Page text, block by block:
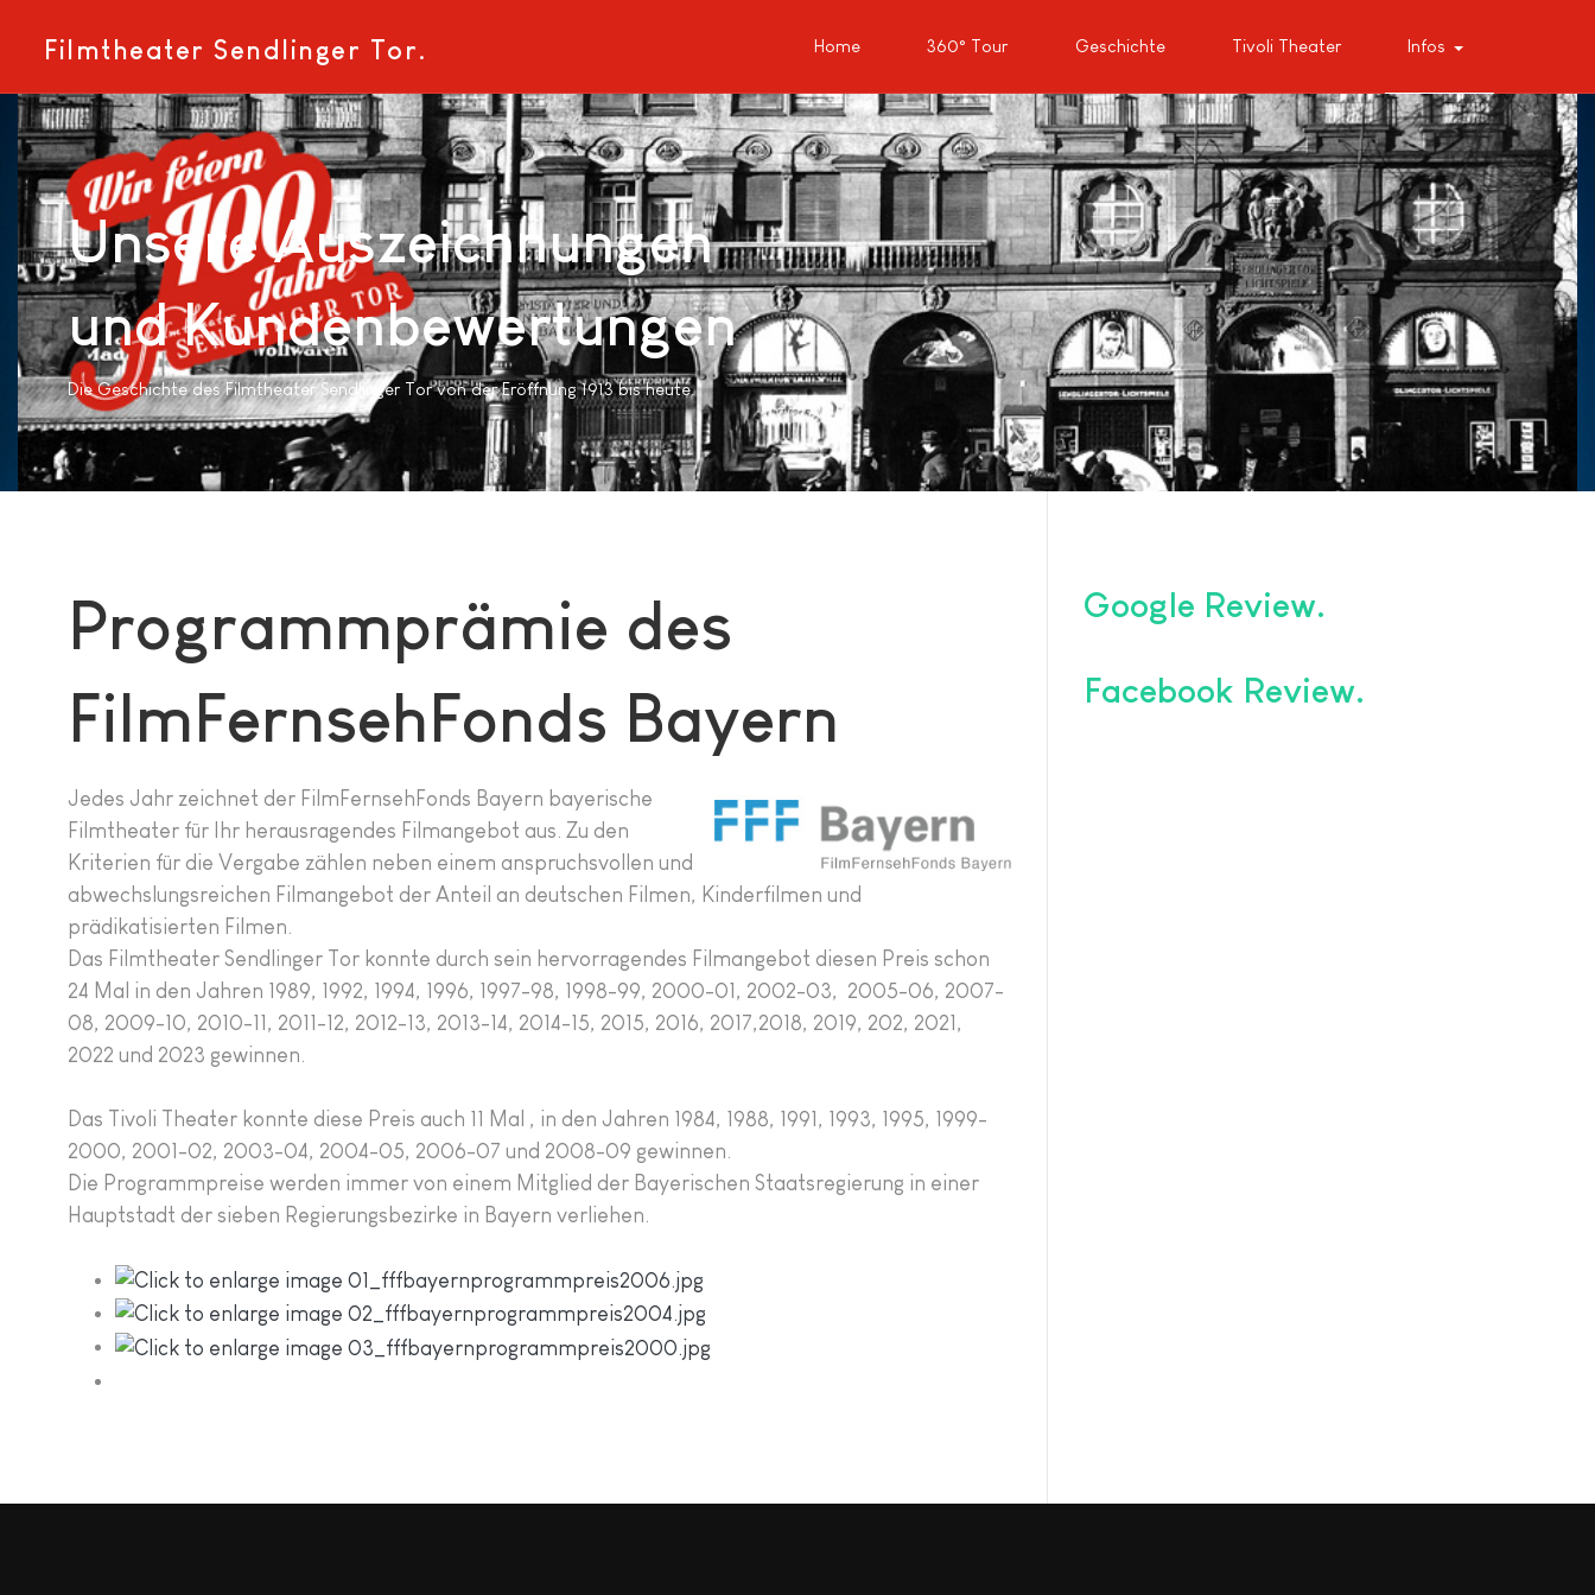
Filmtheater Sendlinger Tor. Home 360° Tour Geschichte Tivoli Theater Infos
Unsere Auszeichnungen
und Kundenbewertungen
Die Geschichte des Filmtheater Sendlinger Tor von der Eröffnung 1913 bis heute.
Programmprämie des
FilmFernsehFonds Bayern
Jedes Jahr zeichnet der FilmFernsehFonds Bayern bayerische
Filmtheater für Ihr herausragendes Filmangebot aus. Zu den
Kriterien für die Vergabe zählen neben einem anspruchsvollen und
abwechslungsreichen Filmangebot der Anteil an deutschen Filmen, Kinderfilmen und
prädikatisierten Filmen.
Das Filmtheater Sendlinger Tor konnte durch sein hervorragendes Filmangebot diesen Preis schon
24 Mal in den Jahren 1989, 1992, 1994, 1996, 1997-98, 1998-99, 2000-01, 2002-03, 2005-06, 2007-
08, 2009-10, 2010-11, 2011-12, 2012-13, 2013-14, 2014-15, 2015, 2016, 2017,2018, 2019, 202, 2021,
2022 und 2023 gewinnen.
Das Tivoli Theater konnte diese Preis auch 11 Mal , in den Jahren 1984, 1988, 1991, 1993, 1995, 1999-
2000, 2001-02, 2003-04, 2004-05, 2006-07 und 2008-09 gewinnen.
Die Programmpreise werden immer von einem Mitglied der Bayerischen Staatsregierung in einer
Hauptstadt der sieben Regierungsbezirke in Bayern verliehen.
Google Review
Facebook Review